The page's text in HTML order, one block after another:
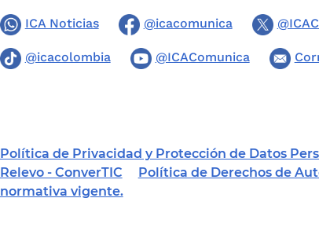
ICA Noticias @icacomunica
@icacolombia @ICAComunica
Política de Privacidad y Protección de Datos
Relevo - ConverTIC
Política de Derechos de
normativa vigente.